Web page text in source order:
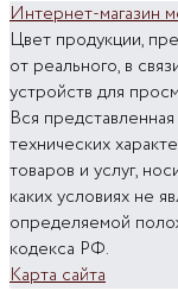
Интернет-магазин
Цвет продукции,
от реального, в
устройств для
Вся
технических
товаров и услуг,
каких условиях не
определяемой
кодекса РФ.
Карта сайта